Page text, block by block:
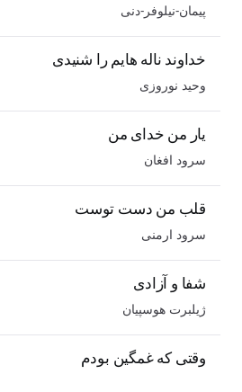
پیمان-نیلوفر-دنی
خداوند ناله هایم را شنیدی
وحید نوروزی
یار من خدای من
سرود افغان
قلب من دست توست
سرود ارمنی
شفا و آزادی
ژیلبرت هوسپیان
وقتی که غمگین بودم